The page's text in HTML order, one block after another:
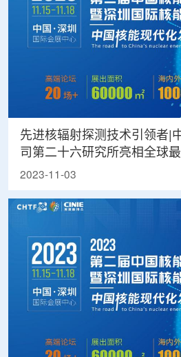
先进核辐射探测技术引领者|
司第二十六研究所亮相全球
深圳核博会
2023-11-03